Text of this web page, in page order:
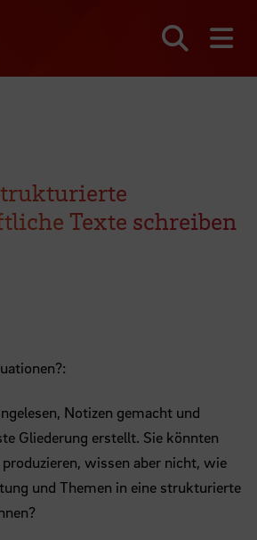
Texte schreiben
Notizen gemacht und
Gliederung erstellt. Sie könnten
produzieren, wissen aber nicht, wie
und Themen in eine strukturierte